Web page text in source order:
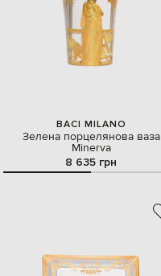
BACI MILANO
Зелена порцелянова ваза
Minerva
8 635 грн